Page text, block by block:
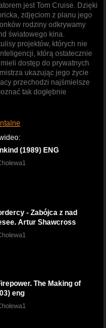
jest Tom Cruise. Dzięki
zdjęciom z planu jego
rodziny odkrywamy
światowego kina.
projektów, których nie
którą ostatecznie
dostęp do prywatnych
ukazując jego życie
przechodzi najśmielsze
tak dogłębnie
(1989) ENG
- Zabójca z nad
Artur Shawcross
The Making of
eng